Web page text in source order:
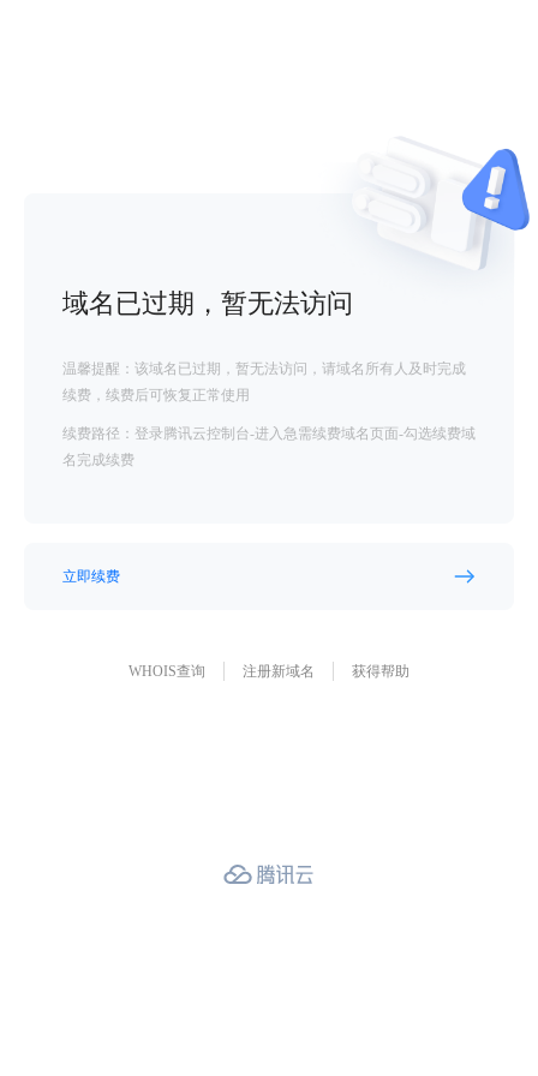
域名已过期，暂无法访问
温馨提醒：该域名已过期，暂无法访问，请域名所有人及时完成
续费，续费后可恢复正常使用
续费路径：登录腾讯云控制台-进入急需续费域名页面-勾选续费域
名完成续费
立即续费
WHOIS查询 注册新域名 获得帮助